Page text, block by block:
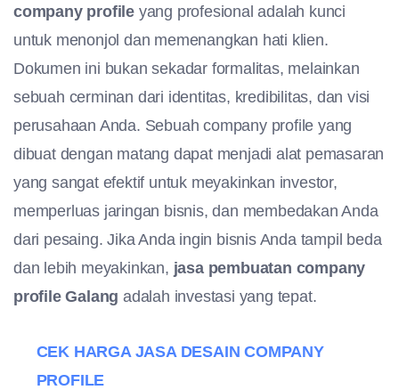
company profile yang profesional adalah kunci
untuk menonjol dan memenangkan hati klien.
Dokumen ini bukan sekadar formalitas, melainkan
sebuah cerminan dari identitas, kredibilitas, dan visi
perusahaan Anda. Sebuah company profile yang
dibuat dengan matang dapat menjadi alat pemasaran
yang sangat efektif untuk meyakinkan investor,
memperluas jaringan bisnis, dan membedakan Anda
dari pesaing. Jika Anda ingin bisnis Anda tampil beda
dan lebih meyakinkan, jasa pembuatan company
profile Galang adalah investasi yang tepat.
CEK HARGA JASA DESAIN COMPANY
PROFILE